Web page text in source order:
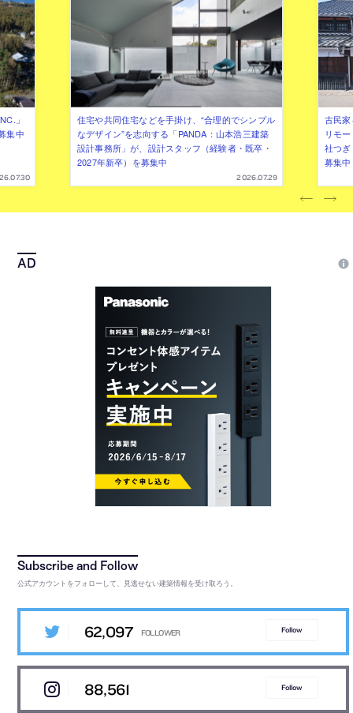
」
集中
住宅や共同住宅などを手掛け、“合理的でシンプル
なデザイン”を志向する「PANDA：山本浩三建築
設計事務所」が、設計スタッフ（経験者・既卒・
2027年新卒）を募集中
2026.07.29
古民
リモ
社つ
募集中
公式アカウントをフォローして、見逃せない建築情報を受け取ろう。
62,097 Follow
88,561 Follow